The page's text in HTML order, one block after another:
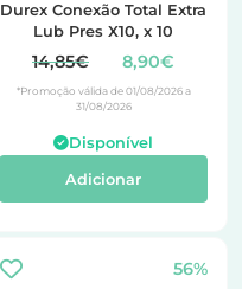
Durex Conexão Total Extra
Lub Pres X10, x 10
14,85€ 8,90€
*Promoção válida de 01/08/2026 a
31/08/2026
Disponível
Adicionar
56%